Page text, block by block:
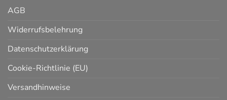
AGB
Widerrufsbelehrung
Datenschutzerklärung
Cookie-Richtlinie (EU)
Versandhinweise